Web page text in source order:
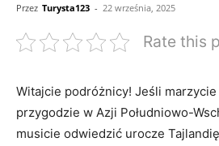
Przez Turysta123 - 22 września, 2025
Rate this
Witajcie ⁣podróżnicy! Jeśli
przygodzie⁤ w Azji Południowo-
musicie odwiedzić urocze